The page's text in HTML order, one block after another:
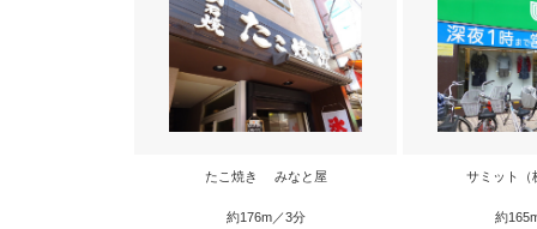
たこ焼き みなと屋
約176m／3分
サミット（
約